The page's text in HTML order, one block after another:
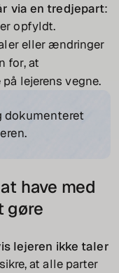
via en tredjepart:
opfyldt.
eller ændringer
for, at
lejerens vegne.
dokumenteret
have med
gøre
lejeren ikke taler
at alle parter